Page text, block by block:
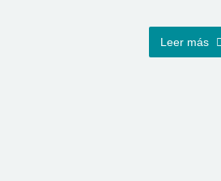
Leer más